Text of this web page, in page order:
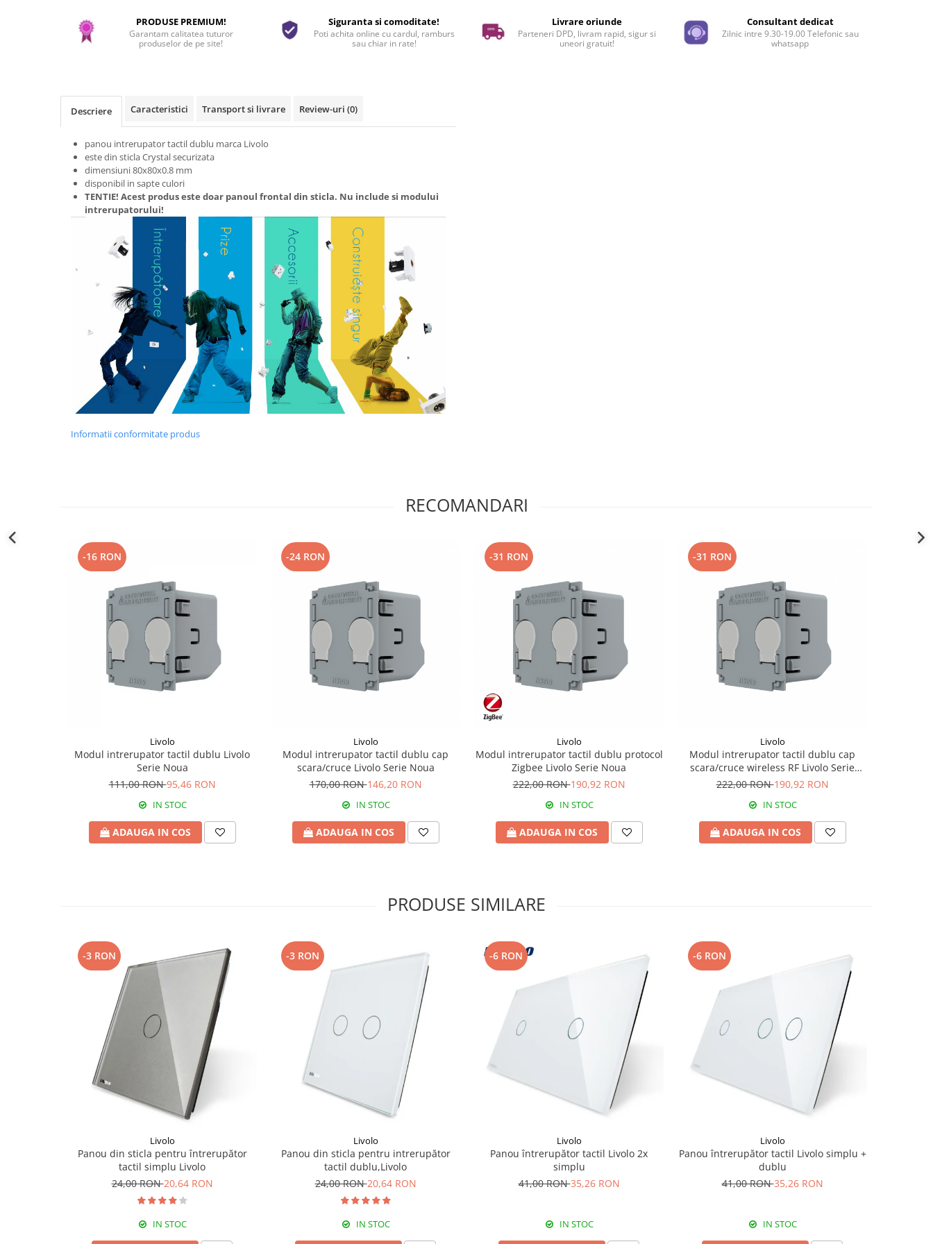
PRODUSE PREMIUM!
Garantam calitatea tuturor
produselor de pe site!
Siguranta si comoditate!
Poti achita online cu cardul, ramburs
sau chiar in rate!
Livrare oriunde
Parteneri DPD, livram rapid, sigur si
uneori gratuit!
Consultant dedicat
Zilnic intre 9.30-19.00 Telefonic sau
whatsapp
Descriere Caracteristici Transport si livrare Review-uri (0)
panou intrerupator tactil dublu marca Livolo
este din sticla Crystal securizata
dimensiuni 80x80x0.8 mm
disponibil in sapte culori
TENTIE! Acest produs este doar panoul frontal din sticla. Nu include si modului
intrerupatorului!
Informatii conformitate produs
RECOMANDARI
-16 RON
Livolo
Modul intrerupator tactil dublu Livolo
Serie Noua
111,00 RON95,46 RON
IN STOC
ADAUGA IN COS
-24 RON
Livolo
Modul intrerupator tactil dublu cap
scara/cruce Livolo Serie Noua
170,00 RON146,20 RON
IN STOC
ADAUGA IN COS
-31 RON
Livolo
Modul intrerupator tactil dublu protocol
Zigbee Livolo Serie Noua
222,00 RON190,92 RON
IN STOC
ADAUGA IN COS
-31 RON
Livolo
Modul intrerupator tactil dublu cap
scara/cruce wireless RF Livolo Serie
Noua
222,00 RON190,92 RON
IN STOC
ADAUGA IN COS
PRODUSE SIMILARE
-3 RON
Livolo
Panou din sticla pentru întrerupător
tactil simplu Livolo
24,00 RON20,64 RON
IN STOC
-3 RON
Livolo
Panou din sticla pentru intrerupător
tactil dublu,Livolo
24,00 RON20,64 RON
IN STOC
-6 RON
Livolo
Panou întrerupător tactil Livolo 2x
simplu
41,00 RON35,26 RON
IN STOC
-6 RON
Livolo
Panou întrerupător tactil Livolo simplu +
dublu
41,00 RON35,26 RON
IN STOC